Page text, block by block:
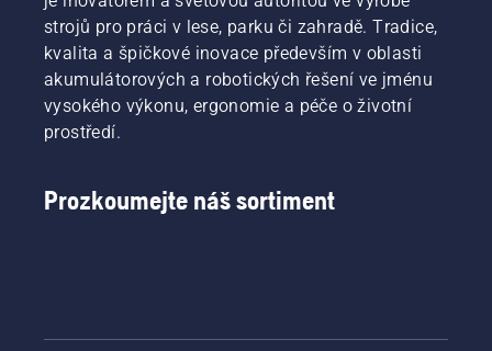
strojů pro práci v lese, parku či zahradě. Tradice,
kvalita a špičkové inovace především v oblasti
akumulátorových a robotických řešení ve jménu
vysokého výkonu, ergonomie a péče o životní
prostředí.
Prozkoumejte náš sortiment